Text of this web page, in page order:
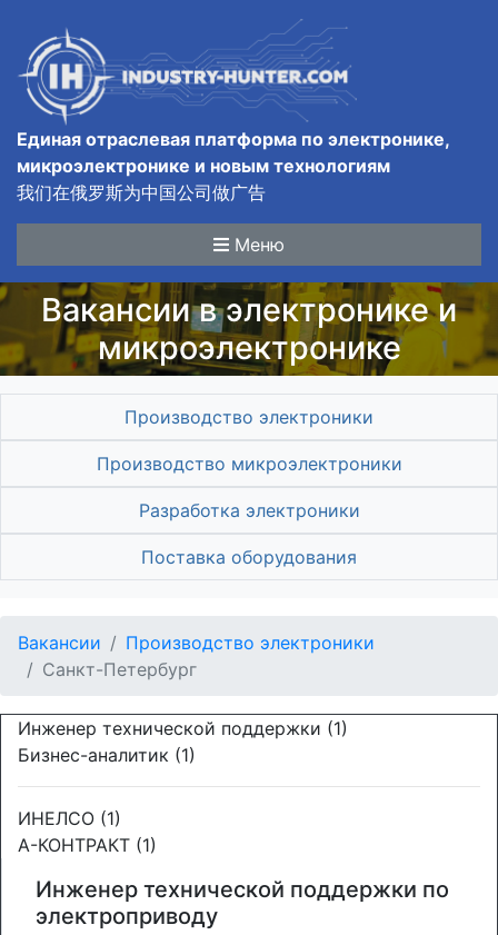
Единая отраслевая платформа по электронике,
микроэлектронике и новым технологиям
我们在俄罗斯为中国公司做广告
Меню
Вакансии в электронике и
микроэлектронике
Производство электроники
Производство микроэлектроники
Разработка электроники
Поставка оборудования
Вакансии
Производство электроники
Санкт-Петербург
Инженер технической поддержки (1)
Бизнес-аналитик (1)
ИНЕЛСО (1)
А-КОНТРАКТ (1)
Инженер технической поддержки по
электроприводу